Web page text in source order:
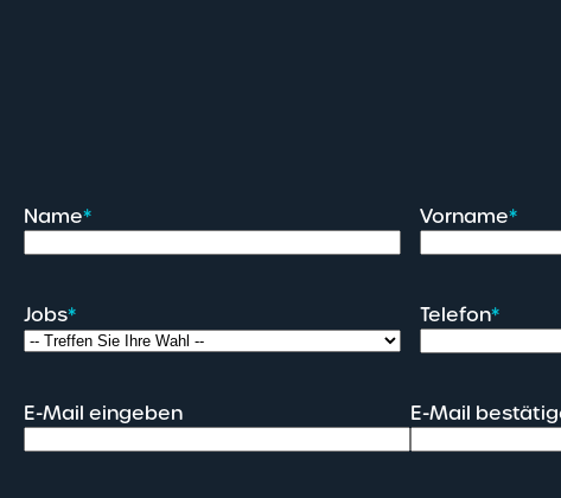
Name* Vorname*
Jobs* Telefon*
E-Mail eingeben E-Mail